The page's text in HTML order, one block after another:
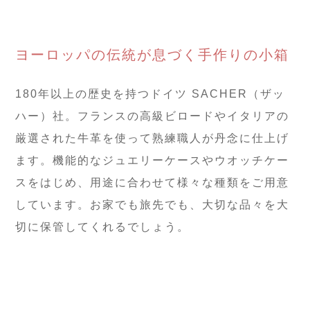
ヨーロッパの伝統が息づく手作りの小箱
180年以上の歴史を持つドイツ SACHER（ザッ
ハー）社。フランスの高級ビロードやイタリアの
厳選された牛革を使って熟練職人が丹念に仕上げ
ます。機能的なジュエリーケースやウオッチケー
スをはじめ、用途に合わせて様々な種類をご用意
しています。お家でも旅先でも、大切な品々を大
切に保管してくれるでしょう。